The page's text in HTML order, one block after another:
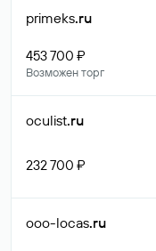
primeks.ru
453 700 ₽
Возможен торг
oculist.ru
232 700 ₽
ooo-locas.ru